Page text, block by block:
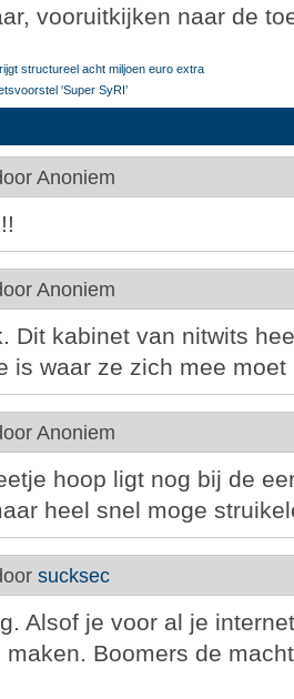
vooruitkijken naar de
structureel acht miljoen euro extra
'Super SyRI’
Anoniem
Anoniem
Dit kabinet van nitwits
is waar ze zich mee moet
Anoniem
hoop ligt nog bij de
heel snel moge
sucksec
Alsof je voor al je
Boomers de